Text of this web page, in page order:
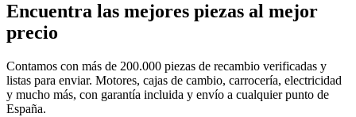
Encuentra las mejores piezas al mejor
precio
Contamos con más de 200.000 piezas de recambio verificadas y
listas para enviar. Motores, cajas de cambio, carrocería, electricidad
y mucho más, con garantía incluida y envío a cualquier punto de
España.